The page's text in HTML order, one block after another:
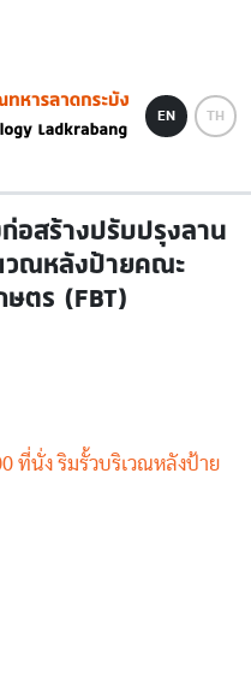
EN TH
อสร้างปรับปรุงลาน
วณหลังป้ายคณะ
ษตร (FBT)
ที่นั่ง ริมรั้วบริเวณหลังป้าย